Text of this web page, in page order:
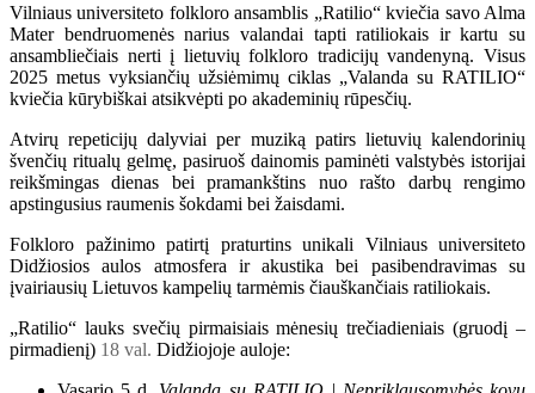
Vilniaus universiteto folkloro ansamblis „Ratilio“ kviečia savo Alma
Mater bendruomenės narius valandai tapti ratiliokais ir kartu su
ansambliečiais nerti į lietuvių folkloro tradicijų vandenyną. Visus
2025 metus vyksiančių užsiėmimų ciklas „Valanda su RATILIO“
kviečia kūrybiškai atsikvėpti po akademinių rūpesčių.
Atvirų repeticijų dalyviai per muziką patirs lietuvių kalendorinių
švenčių ritualų gelmę, pasiruoš dainomis paminėti valstybės istorijai
reikšmingas dienas bei pramankštins nuo rašto darbų rengimo
apstingusius raumenis šokdami bei žaisdami.
Folkloro pažinimo patirtį praturtins unikali Vilniaus universiteto
Didžiosios aulos atmosfera ir akustika bei pasibendravimas su
įvairiausių Lietuvos kampelių tarmėmis čiauškančiais ratiliokais.
„Ratilio“ lauks svečių pirmaisiais mėnesių trečiadieniais (gruodį –
pirmadienį) 18 val. Didžiojoje auloje: